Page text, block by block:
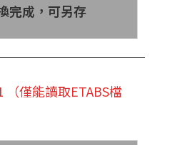
完成，可另存
（僅能讀取ETABS檔